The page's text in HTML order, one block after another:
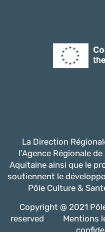
La Direction
l’Agence Régionale
Aquitaine ainsi que le
soutiennent le
Pôle Culture &
Copyright @ 2021
reserved
Mentions